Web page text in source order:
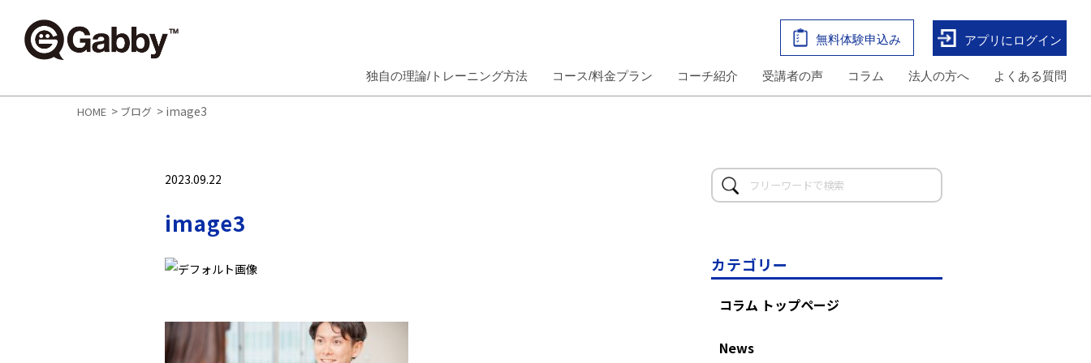
無料体験申込み アプリにログイン
独自の理論/トレーニング方法 コース/料金プラン コーチ紹介 受講者の声 コラム 法人の方へ よくある質問
HOME > ブログ > image3
2023.09.22
image3
カテゴリー
コラム トップページ
News